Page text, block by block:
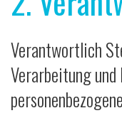
Verantwortlich
Verarbeitung